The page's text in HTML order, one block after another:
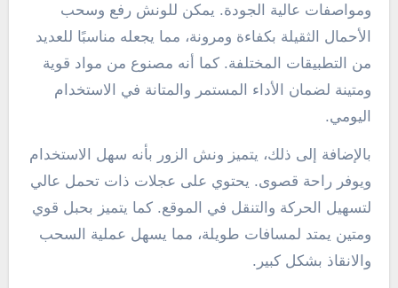
ومواصفات عالية الجودة. يمكن للونش رفع وسحب
الأحمال الثقيلة بكفاءة ومرونة، مما يجعله مناسبًا للعديد
من التطبيقات المختلفة. كما أنه مصنوع من مواد قوية
ومتينة لضمان الأداء المستمر والمتانة في الاستخدام
اليومي.
بالإضافة إلى ذلك، يتميز ونش الزور بأنه سهل الاستخدام
ويوفر راحة قصوى. يحتوي على عجلات ذات تحمل عالي
لتسهيل الحركة والتنقل في الموقع. كما يتميز بحبل قوي
ومتين يمتد لمسافات طويلة، مما يسهل عملية السحب
والانقاذ بشكل كبير.